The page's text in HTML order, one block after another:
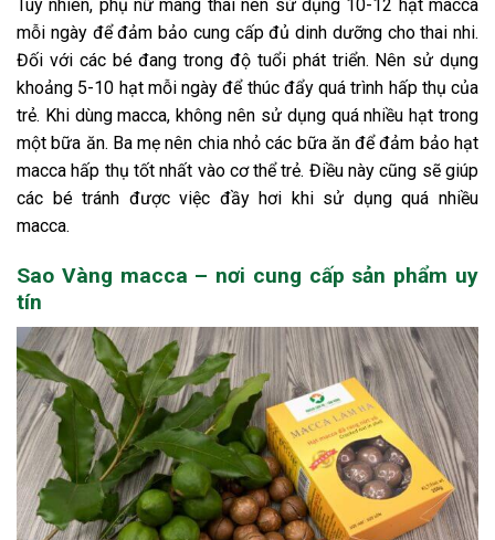
Tuy nhiên, phụ nữ mang thai nên sử dụng 10-12 hạt macca
mỗi ngày để đảm bảo cung cấp đủ dinh dưỡng cho thai nhi.
Đối với các bé đang trong độ tuổi phát triển. Nên sử dụng
khoảng 5-10 hạt mỗi ngày để thúc đẩy quá trình hấp thụ của
trẻ. Khi dùng macca, không nên sử dụng quá nhiều hạt trong
một bữa ăn. Ba mẹ nên chia nhỏ các bữa ăn để đảm bảo hạt
macca hấp thụ tốt nhất vào cơ thể trẻ. Điều này cũng sẽ giúp
các bé tránh được việc đầy hơi khi sử dụng quá nhiều
macca.
Sao Vàng macca – nơi cung cấp sản phẩm uy
tín